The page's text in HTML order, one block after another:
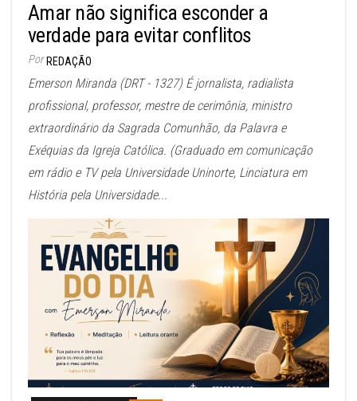
Amar não significa esconder a
verdade para evitar conflitos
Por REDAÇÃO
Emerson Miranda (DRT - 1327) É jornalista, radialista
profissional, professor, mestre de cerimônia, ministro
extraordinário da Sagrada Comunhão, da Palavra e
Exéquias da Igreja Católica. (Graduado em comunicação
em rádio e TV pela Universidade Uninorte, Linciatura em
História pela Universidade...